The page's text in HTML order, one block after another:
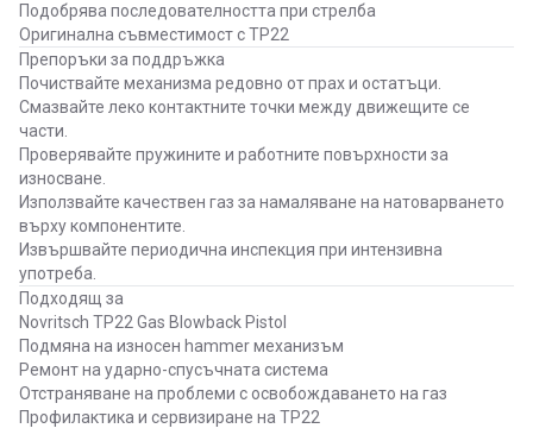
Подобрява последователността при стрелба
Оригинална съвместимост с TP22
Препоръки за поддръжка
Почиствайте механизма редовно от прах и остатъци.
Смазвайте леко контактните точки между движещите се
части.
Проверявайте пружините и работните повърхности за
износване.
Използвайте качествен газ за намаляване на натоварването
върху компонентите.
Извършвайте периодична инспекция при интензивна
употреба.
Подходящ за
Novritsch TP22 Gas Blowback Pistol
Подмяна на износен hammer механизъм
Ремонт на ударно-спусъчната система
Отстраняване на проблеми с освобождаването на газ
Профилактика и сервизиране на TP22